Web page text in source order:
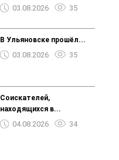
03.08.2026 35
В Ульяновске прошёл...
03.08.2026 35
Соискателей,
находящихся в...
04.08.2026 34